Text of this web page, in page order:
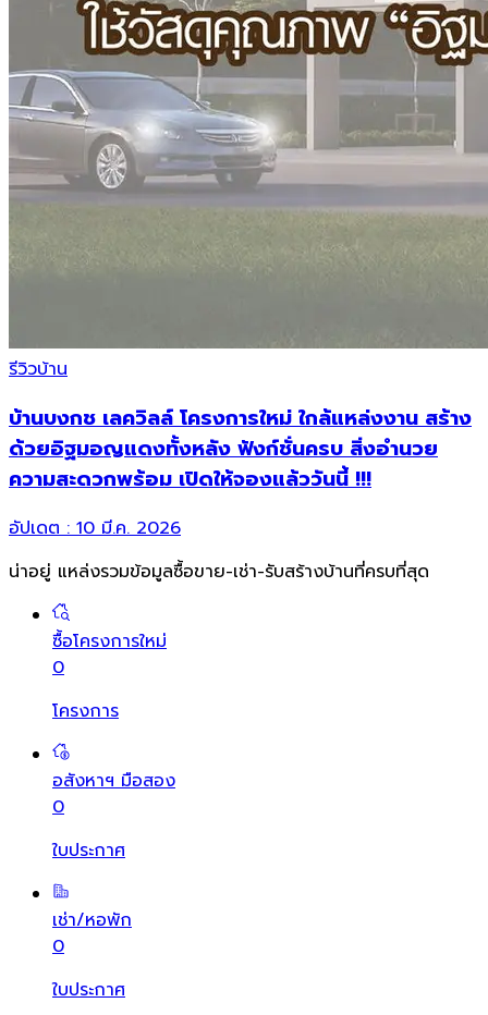
รีวิวบ้าน
บ้านบงกช เลควิลล์ โครงการใหม่ ใกล้แหล่งงาน สร้าง
ด้วยอิฐมอญแดงทั้งหลัง ฟังก์ชั่นครบ สิ่งอำนวย
ความสะดวกพร้อม เปิดให้จองแล้ววันนี้ !!!
อัปเดต : 10 มี.ค. 2026
น่าอยู่ แหล่งรวมข้อมูลซื้อขาย-เช่า-รับสร้างบ้านที่ครบที่สุด
ซื้อโครงการใหม่
0
โครงการ
อสังหาฯ มือสอง
0
ใบประกาศ
เช่า/หอพัก
0
ใบประกาศ